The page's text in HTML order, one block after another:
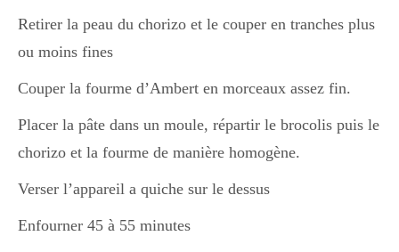
apéro
Halloween
Retirer la peau du chorizo et le couper en tranches plus
ou moins fines
Couper la fourme d’Ambert en morceaux assez fin.
Placer la pâte dans un moule, répartir le brocolis puis le
chorizo et la fourme de manière homogène.
Verser l’appareil a quiche sur le dessus
Enfourner 45 à 55 minutes